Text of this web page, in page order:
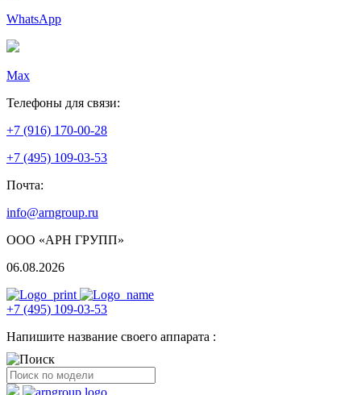
WhatsApp
Max
Телефоны для связи:
+7 (916) 170-00-28
+7 (495) 109-03-53
Почта:
info@arngroup.ru
ООО «АРН ГРУПП»
06.08.2026
+7 (495) 109-03-53
Напишите название своего аппарата :